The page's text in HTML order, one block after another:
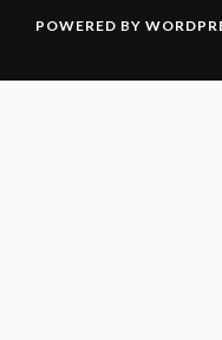
POWERED BY